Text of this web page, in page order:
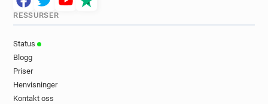
RESSURSER
Status
Blogg
Priser
Henvisninger
Kontakt oss